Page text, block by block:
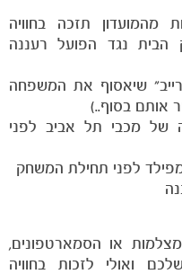
מהמועדון תזכה בחוויה
נגד הפועל רעננה
שיאסוף את המשפחה
אותם בסוף..)
של מכבי תל אביב לפני
לפני תחילת המשחק
או הסמארטפונים,
ואולי לזכות בחוויה